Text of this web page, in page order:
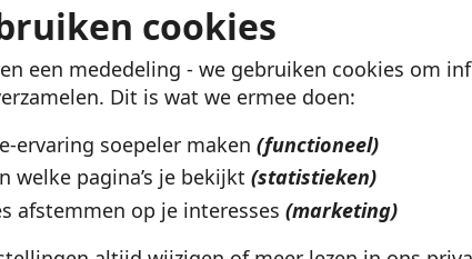
cookies
een mededeling - we gebruiken cookies om
Dit is wat we ermee doen:
ervaring soepeler maken (functioneel)
welke pagina’s je bekijkt (statistieken)
afstemmen op je interesses (marketing)
schriftelijk
en gezinnen ook
die zich inzet voor